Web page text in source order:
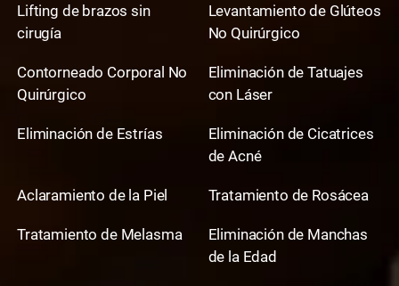
Lifting de brazos sin
cirugía
Levantamiento de Glúteos
No Quirúrgico
Contorneado Corporal No
Quirúrgico
Eliminación de Tatuajes
con Láser
Eliminación de Estrías
Eliminación de Cicatrices
de Acné
Aclaramiento de la Piel Tratamiento de Rosácea
Tratamiento de Melasma
Eliminación de Manchas
de la Edad